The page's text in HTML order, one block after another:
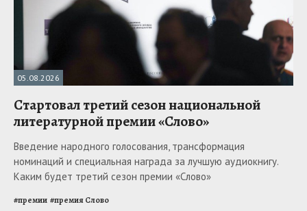
05.08.2026
Стартовал третий сезон национальной
литературной премии «Слово»
Введение народного голосования, трансформация
номинаций и специальная награда за лучшую аудиокнигу.
Каким будет третий сезон премии «Слово»
#премии #премия Слово